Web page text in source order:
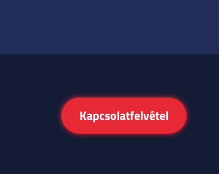
Kapcsolatfelvétel